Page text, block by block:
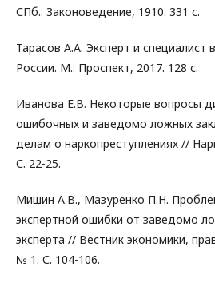
СПб.: Законоведение, 1910. 331 с.
Тарасов А.А. Эксперт и специалист
России. М.: Проспект, 2017. 128 с.
Иванова Е.В. Некоторые вопросы
ошибочных и заведомо ложных
делам о наркопреступлениях //
С. 22-25.
Мишин А.В., Мазуренко П.Н.
экспертной ошибки от заведомо
эксперта // Вестник экономики,
№ 1. С. 104-106.